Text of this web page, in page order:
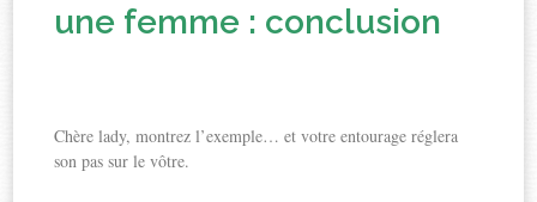
une femme : conclusion
Chère lady, montrez l’exemple… et votre entourage réglera
son pas sur le vôtre.